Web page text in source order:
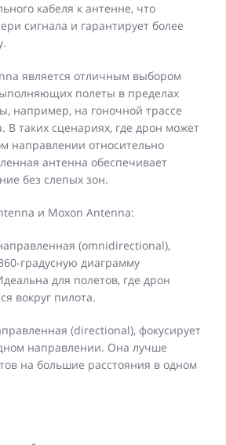
кабеля к антенне, что
сигнала и гарантирует более
является отличным выбором
полеты в пределах
например, на гоночной трассе
В таких сценариях, где дрон может
направлении относительно
антенна обеспечивает
без слепых зон.
и Moxon Antenna:
(omnidirectional),
градусную диаграмму
для полетов, где дрон
вокруг пилота.
(directional), фокусирует
направлении. Она лучше
на большие расстояния в одном